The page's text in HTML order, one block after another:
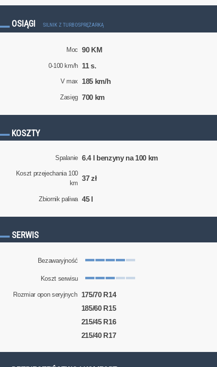
OSIĄGI SILNIK Z TURBOSPRĘŻARKĄ
Moc 90 KM
0-100 km/h 11 s.
V max 185 km/h
Zasięg 700 km
KOSZTY
Spalanie 6.4 l benzyny na 100 km
Koszt przejechania 100
km
37 zł
Zbiornik paliwa 45 l
SERWIS
Bezawaryjność
Koszt serwisu
Rozmiar opon seryjnych
175/70 R14
185/60 R15
215/45 R16
215/40 R17